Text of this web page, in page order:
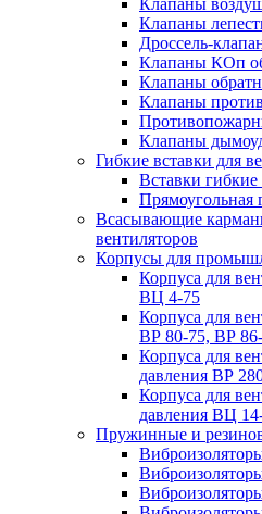
Клапаны
Клапаны
Дроссель-
Клапаны КОп
Клапаны
Клапаны
Клапаны
Гибкие вставки для
Вставки гибкие
Прямоугольная
Всасывающие
вентиляторов
Корпусы для
Корпуса для
ВЦ 4-75
Корпуса для
ВР 80-75, ВР
Корпуса для
давления ВР
Корпуса для
давления ВЦ
Пружинные и